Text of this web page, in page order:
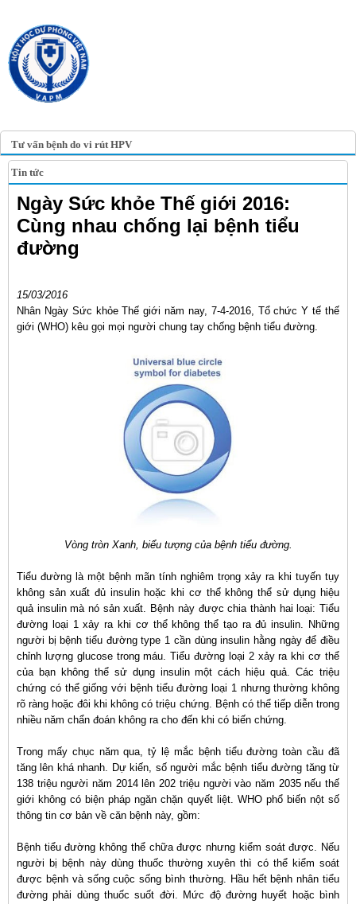
Tư vấn bệnh do vi rút HPV
Tin tức
Ngày Sức khỏe Thế giới 2016:
Cùng nhau chống lại bệnh tiểu
đường
15/03/2016
Nhân Ngày Sức khỏe Thế giới năm nay, 7-4-2016, Tổ chức Y tế thế
giới (WHO) kêu gọi mọi người chung tay chống bệnh tiểu đường.
Vòng tròn Xanh, biểu tượng của bệnh tiểu đường.
Tiểu đường là một bệnh mãn tính nghiêm trọng xảy ra khi tuyến tụy
không sản xuất đủ insulin hoặc khi cơ thể không thể sử dụng hiệu
quả insulin mà nó sản xuất. Bệnh này được chia thành hai loại: Tiểu
đường loại 1 xảy ra khi cơ thể không thể tạo ra đủ insulin. Những
người bị bệnh tiểu đường type 1 cần dùng insulin hằng ngày để điều
chỉnh lượng glucose trong máu. Tiểu đường loại 2 xảy ra khi cơ thể
của bạn không thể sử dụng insulin một cách hiệu quả. Các triệu
chứng có thể giống với bệnh tiểu đường loại 1 nhưng thường không
rõ ràng hoặc đôi khi không có triệu chứng. Bệnh có thể tiếp diễn trong
nhiều năm chẩn đoán không ra cho đến khi có biến chứng.
Trong mấy chục năm qua, tỷ lệ mắc bệnh tiểu đường toàn cầu đã
tăng lên khá nhanh. Dự kiến, số người mắc bệnh tiểu đường tăng từ
138 triệu người năm 2014 lên 202 triệu người vào năm 2035 nếu thế
giới không có biện pháp ngăn chặn quyết liệt. WHO phổ biến nột số
thông tin cơ bản về căn bệnh này, gồm:
Bệnh tiểu đường không thể chữa được nhưng kiểm soát được. Nếu
người bị bệnh này dùng thuốc thường xuyên thì có thể kiểm soát
được bệnh và sống cuộc sống bình thường. Hầu hết bệnh nhân tiểu
đường phải dùng thuốc suốt đời. Mức độ đường huyết hoặc bình